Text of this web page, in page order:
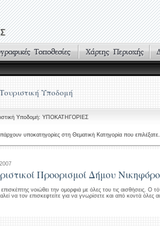
Τουριστική Υποδομή
Υποδομή: ΥΠΟΚΑΤΗΓΟΡΙΕΣ
υποκατηγορίες στη Θεματική Κατηγορία που επιλέξατε.
Προορισμοί Δήμου
νοιώθει την ομορφιά με όλες του τις αισθήσεις. Ο
να τον επισκεφτείτε για να γνωρίσετε και από κοντά όλες